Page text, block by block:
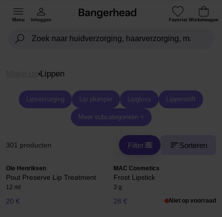
Menu Inloggen Favoriet Winkelwagen
Lippen
Lipverzorging Lip plumper Lipgloss Lippenstift
Meer subcategorieën +
301 producten Filter Sorteren
Ole Henriksen
Pout Preserve Lip Treatment
12 ml
20 €
MAC Cosmetics
Frost Lipstick
3 g
28 € Niet op voorraad